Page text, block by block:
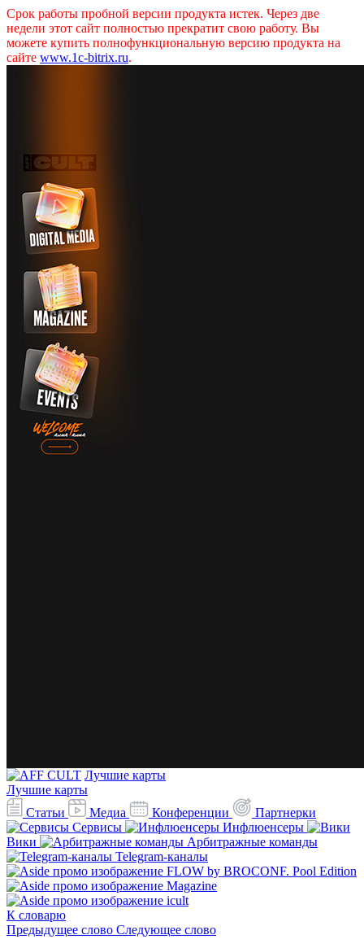
Срок работы пробной версии продукта истек. Через две
недели этот сайт полностью прекратит свою работу. Вы
можете купить полнофункциональную версию продукта на
сайте www.1c-bitrix.ru.
Лучшие карты
Лучшие карты
Статьи
Медиа Конференции
Партнерки
Сервисы
Инфлюенсеры
Вики
Арбитражные команды
Telegram-каналы
К словарю
Предыдущее слово Следующее слово